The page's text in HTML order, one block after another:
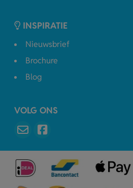
INSPIRATIE
Nieuwsbrief
Brochure
Blog
VOLG ONS